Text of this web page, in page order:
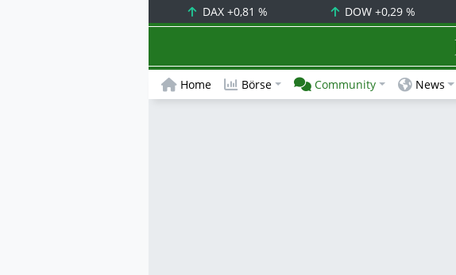
DAX +0,81 % DOW+0,29 %
Home Börse Community News